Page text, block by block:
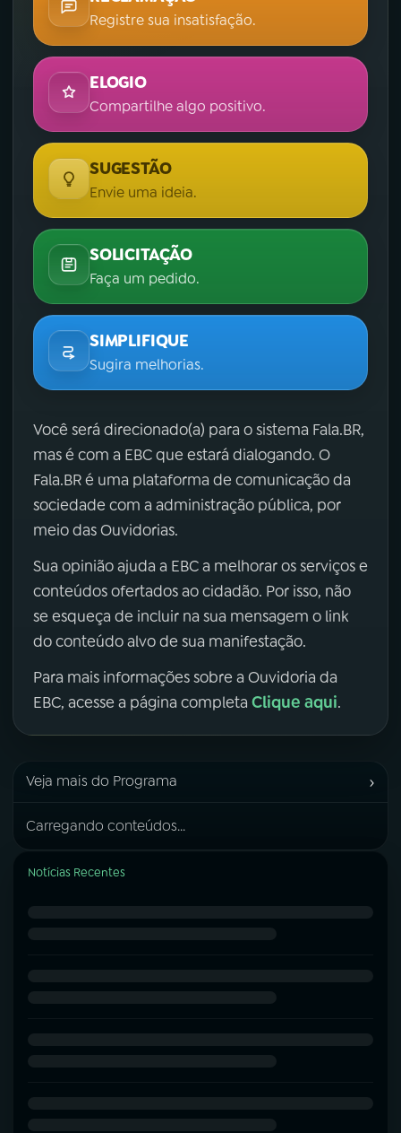
Registre sua insatisfação.
ELOGIO
Compartilhe algo positivo.
SUGESTÃO
Envie uma ideia.
SOLICITAÇÃO
Faça um pedido.
SIMPLIFIQUE
Sugira melhorias.
Você será direcionado(a) para o sistema Fala.BR,
mas é com a EBC que estará dialogando. O
Fala.BR é uma plataforma de comunicação da
sociedade com a administração pública, por
meio das Ouvidorias.
Sua opinião ajuda a EBC a melhorar os serviços e
conteúdos ofertados ao cidadão. Por isso, não
se esqueça de incluir na sua mensagem o link
do conteúdo alvo de sua manifestação.
Para mais informações sobre a Ouvidoria da
EBC, acesse a página completa Clique aqui.
Veja mais do Programa ›
Carregando conteúdos...
Notícias Recentes